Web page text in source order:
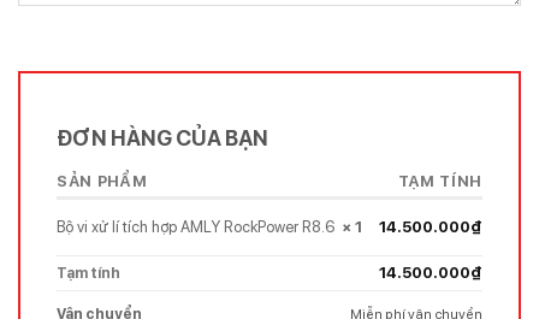
ĐƠN HÀNG CỦA BẠN
SẢN PHẨM TẠM TÍNH
Bộ vi xử lí tích hợp AMLY RockPower R8.6 × 1 14.500.000₫
Tạm tính 14.500.000₫
Vận chuyển Miễn phí vận chuyển